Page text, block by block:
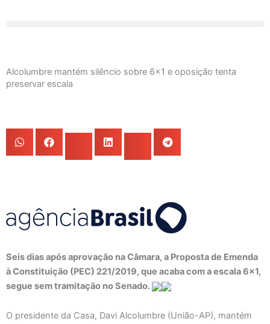
Alcolumbre mantém silêncio sobre 6×1 e oposição tenta
preservar escala
Seis dias após aprovação na Câmara, a Proposta de Emenda
à Constituição (PEC) 221/2019, que acaba com a escala 6×1,
segue sem tramitação no Senado.
O presidente da Casa, Davi Alcolumbre (União-AP), mantém